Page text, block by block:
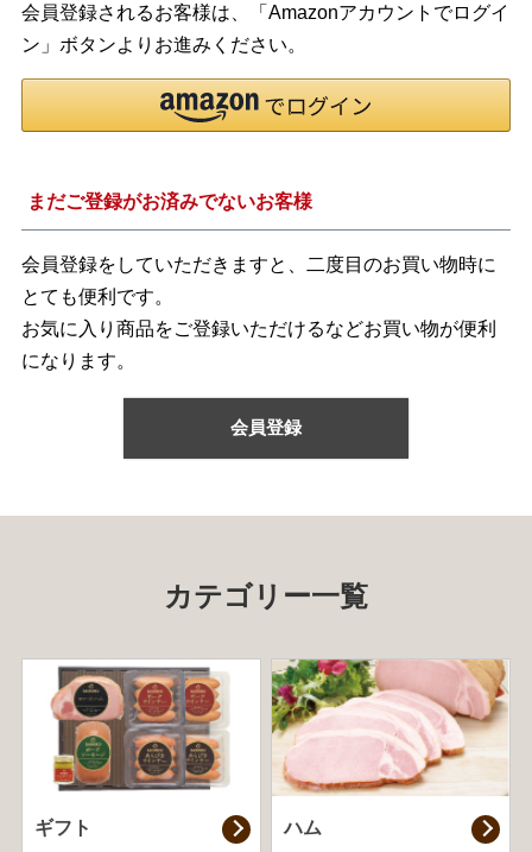
会員登録されるお客様は、「Amazonアカウントでログイ
ン」ボタンよりお進みください。
まだご登録がお済みでないお客様
会員登録をしていただきますと、二度目のお買い物時に
とても便利です。
お気に入り商品をご登録いただけるなどお買い物が便利
になります。
会員登録
カテゴリー一覧
ギフト ハム